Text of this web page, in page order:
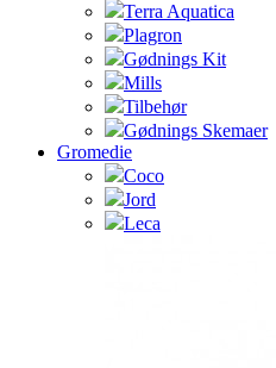
Terra Aquatica
Plagron
Gødnings Kit
Mills
Tilbehør
Gødnings Skemaer
Gromedie
Coco
Jord
Leca